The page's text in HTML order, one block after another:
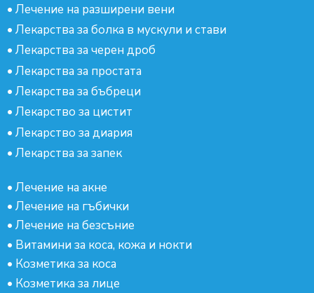
• Лечение на разширени вени
• Лекарства за болка в мускули и стави
• Лекарства за черен дроб
• Лекарства за простата
• Лекарства за бъбреци
• Лекарство за цистит
• Лекарство за диария
• Лекарства за запек
• Лечение на акне
• Лечение на гъбички
• Лечение на безсъние
• Витамини за коса, кожа и нокти
• Козметика за коса
• Козметика за лице